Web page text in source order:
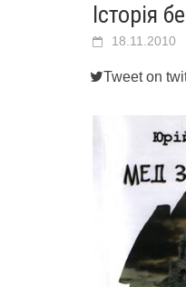
Історія
18.11.2010
Tweet on